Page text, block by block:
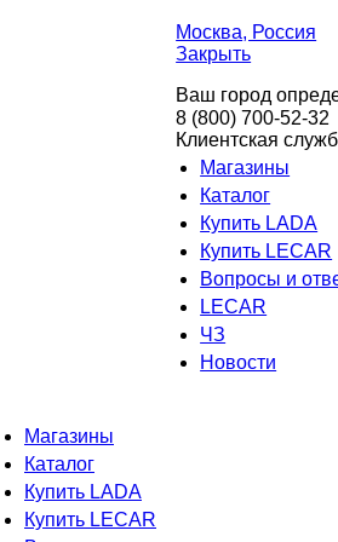
Москва, Россия
Закрыть
Ваш город
8 (800) 700-52-32
Клиентская
Магазины
Каталог
Купить LADA
Купить LECAR
Вопросы и
LECAR
ЧЗ
Новости
Магазины
Каталог
Купить LADA
Купить LECAR